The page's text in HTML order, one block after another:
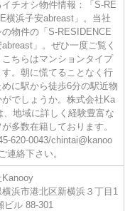
チオシ物件情報：「S-RE
横浜子安abreast」。当社
の物件の「S-RESIDENCE
」。ぜひ一度ご覧く
こちらはマンションタイプ
す。朝に慌てることなく行
に駅から徒歩6分の駅近物
でしょうか。株式会社Ka
、地域に詳しく経験豊富な
多数在籍しております。
620-0043/chintai@kanoo
連絡下さい。
浜市港北区新横浜３丁目1
ビル 88-301